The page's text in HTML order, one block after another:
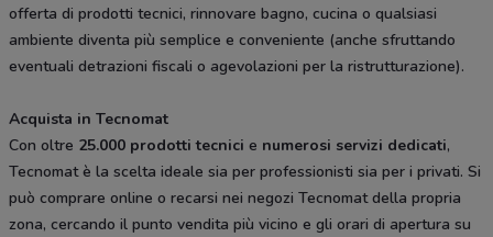
offerta di prodotti tecnici, rinnovare bagno, cucina o qualsiasi
ambiente diventa più semplice e conveniente (anche sfruttando
eventuali detrazioni fiscali o agevolazioni per la ristrutturazione).
Acquista in Tecnomat
Con oltre 25.000 prodotti tecnici e numerosi servizi dedicati,
Tecnomat è la scelta ideale sia per professionisti sia per i privati. Si
può comprare online o recarsi nei negozi Tecnomat della propria
zona, cercando il punto vendita più vicino e gli orari di apertura su